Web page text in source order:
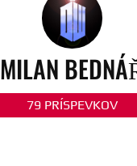
MILAN
79 PRÍSPEVKOV